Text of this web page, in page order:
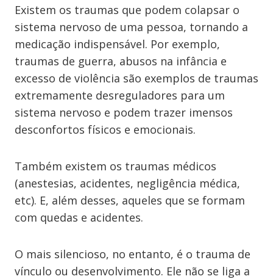
Existem os traumas que podem colapsar o
sistema nervoso de uma pessoa, tornando a
medicação indispensável. Por exemplo,
traumas de guerra, abusos na infância e
excesso de violência são exemplos de traumas
extremamente desreguladores para um
sistema nervoso e podem trazer imensos
desconfortos físicos e emocionais.
Também existem os traumas médicos
(anestesias, acidentes, negligência médica,
etc). E, além desses, aqueles que se formam
com quedas e acidentes.
O mais silencioso, no entanto, é o trauma de
vínculo ou desenvolvimento. Ele não se liga a